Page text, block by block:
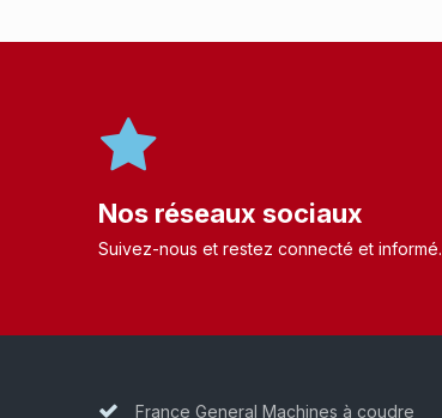
Nos réseaux sociaux
Suivez-nous et restez connecté et informé.​
France General Machines à coudre